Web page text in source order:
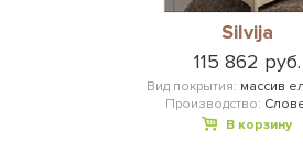
Silvija
115 862 руб.
Вид покрытия: массив
Производство:
В корзину